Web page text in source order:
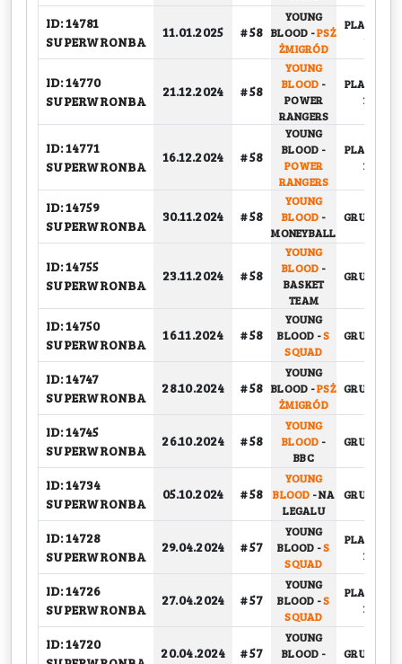
ID: 14781
SUPERWRONBA
11.01.2025 # 58
YOUNG
BLOOD -PSŻ
ŻMIGRÓD
PLAY-OFF,
1/2
ID: 14770
SUPERWRONBA
21.12.2024 # 58
YOUNG
BLOOD -
POWER
RANGERS
PLAY-OFF,
1/4
ID: 14771
SUPERWRONBA
16.12.2024 # 58
YOUNG
BLOOD -
POWER
RANGERS
PLAY-OFF,
1/4
ID: 14759
SUPERWRONBA
30.11.2024 # 58
YOUNG
BLOOD -
MONEYBALL
GRUPOWY
ID: 14755
SUPERWRONBA
23.11.2024 # 58
YOUNG
BLOOD -
BASKET
TEAM
GRUPOWY
ID: 14750
SUPERWRONBA
16.11.2024 # 58
YOUNG
BLOOD -S
SQUAD
GRUPOWY
ID: 14747
SUPERWRONBA
28.10.2024 # 58
YOUNG
BLOOD -PSŻ
ŻMIGRÓD
GRUPOWY
ID: 14745
SUPERWRONBA
26.10.2024 # 58
YOUNG
BLOOD -
BBC
GRUPOWY
ID: 14734
SUPERWRONBA
05.10.2024 # 58
YOUNG
BLOOD -NA
LEGALU
GRUPOWY
ID: 14728
SUPERWRONBA
29.04.2024 # 57
YOUNG
BLOOD -S
SQUAD
PLAY-OFF,
1/4
ID: 14726
SUPERWRONBA
27.04.2024 # 57
YOUNG
BLOOD -S
SQUAD
PLAY-OFF,
1/4
ID: 14720
20.04.2024 # 57
YOUNG
BLOOD -
GRUPOWY